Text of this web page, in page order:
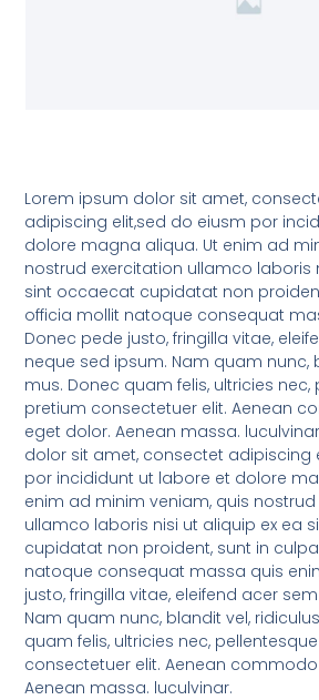
Lorem ipsum dolor sit amet,
adipiscing elit,sed do eiusm por
dolore magna aliqua. Ut enim ad
nostrud exercitation ullamco laboris
sint occaecat cupidatat non
officia mollit natoque consequat
Donec pede justo, fringilla vitae,
neque sed ipsum. Nam quam nunc,
mus. Donec quam felis, ultricies nec,
pretium consectetuer elit. Aenean
eget dolor. Aenean massa.
dolor sit amet, consectet adipiscing
por incididunt ut labore et dolore
enim ad minim veniam, quis
ullamco laboris nisi ut aliquip ex ea
cupidatat non proident, sunt in
natoque consequat massa quis
justo, fringilla vitae, eleifend acer
Nam quam nunc, blandit vel,
quam felis, ultricies nec,
consectetuer elit. Aenean
Aenean massa. luculvinar.